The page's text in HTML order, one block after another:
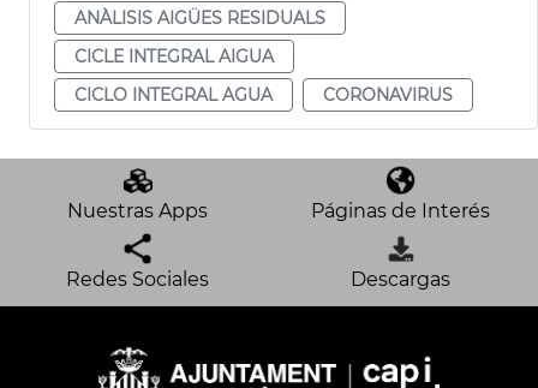
ANÀLISIS AIGÜES RESIDUALS
CICLE INTEGRAL AIGUA
CICLO INTEGRAL AGUA
CORONAVIRUS
Nuestras Apps Páginas de Interés
Redes Sociales Descargas